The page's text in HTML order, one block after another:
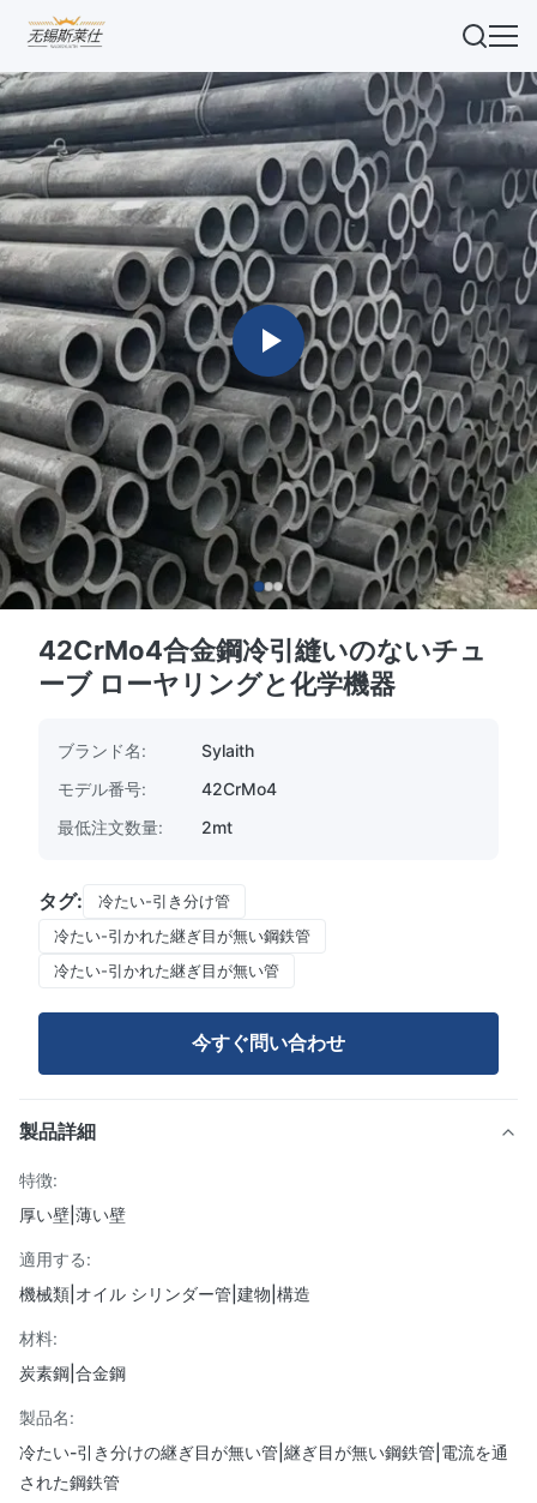
42CrMo4合金鋼冷引縫いのないチュ
ーブ ローヤリングと化学機器
ブランド名:
Sylaith
モデル番号:
42CrMo4
最低注文数量:
2mt
タグ:
冷たい-引き分け管
冷たい-引かれた継ぎ目が無い鋼鉄管
冷たい-引かれた継ぎ目が無い管
今すぐ問い合わせ
製品詳細
特徴:
厚い壁|薄い壁
適用する:
機械類|オイル シリンダー管|建物|構造
材料:
炭素鋼|合金鋼
製品名:
冷たい-引き分けの継ぎ目が無い管|継ぎ目が無い鋼鉄管|電流を通
された鋼鉄管